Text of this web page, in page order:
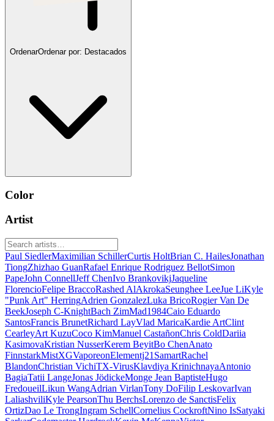
OrdenarOrdenar por: Destacados
Color
Artist
Paul SiedlerMaximilian SchillerCurtis HoltBrian C. HailesJonathan
TiongZhizhao GuanRafael Enrique Rodriguez BellotSimon
PapeJohn ConnellJeff ChenIvo BrankovikjJaqueline
FlorencioFelipe BraccoRashed AlAkrokaSeunghee LeeJue LiKyle
"Punk Art" HerringAdrien GonzalezLuka BricoRogier Van De
BeekJoseph C-KnightBach ZimMad1984Caio Eduardo
SantosFrancis BrunetRichard LayVlad MaricaKardie ArtClint
CearleyArt KuzuCoco KimManuel CastañonChris ColdDariia
KasimovaKristian NusserKerem BeyitBo ChenAnato
FinnstarkMistXGVaporeonElementj21 SamartRachel
BlandonChristian VichiTX-VirusKlavdiya KrinichnayaAntonio
BagiaTatii LangeJonas JödickeMonge Jean BaptisteHugo
FredoueilLikun WangAdrian VirlanTony DoFilip LeskovarIvan
LaliashviliKyle PearsonThu BerchsLorenzo de SanctisFelix
OrtizDao Le TrongIngram SchellCornelius CockroftNino IsSatyaki